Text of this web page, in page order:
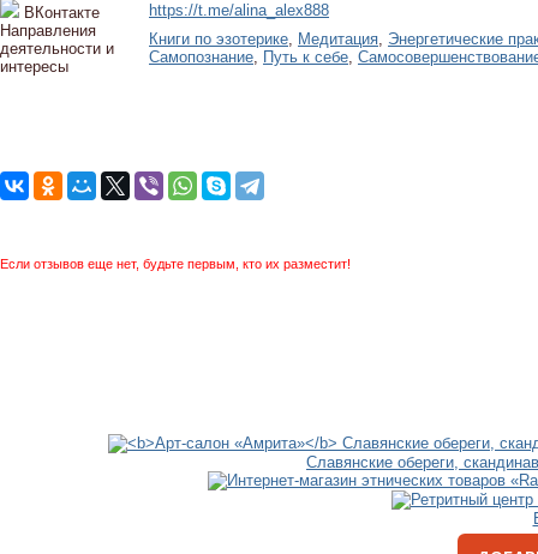
ВКонтакте
https://t.me/alina_alex888
Направления
деятельности и
интересы
Книги по эзотерике, Медитация, Энергетические
Самопознание, Путь к себе,
Если отзывов еще нет, будьте первым, кто их разместит!
Славянские обереги,